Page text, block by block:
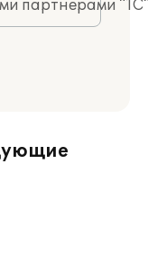
партнерами